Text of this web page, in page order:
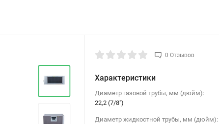
0 Отзывов
Характеристики
Диаметр газовой трубы, мм (дюйм):
22,2 (7/8")
Диаметр жидкостной трубы, мм (дюйм):